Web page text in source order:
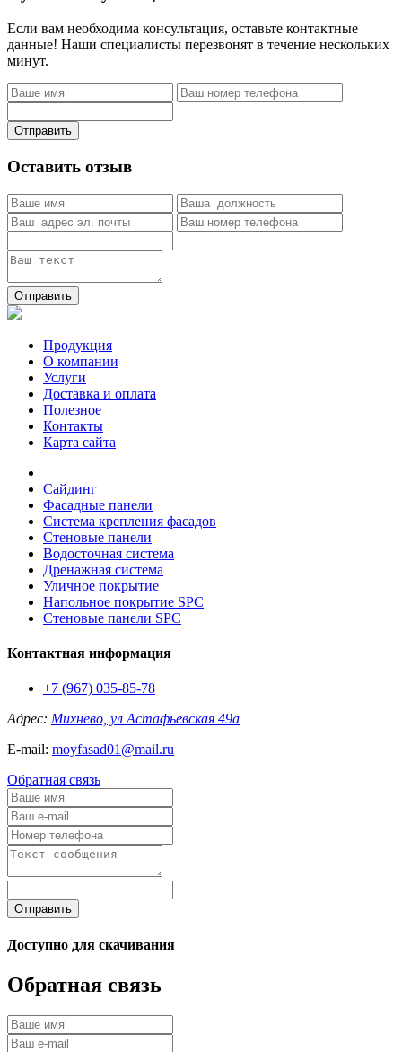
Если вам необходима консультация, оставьте контактные
данные! Наши специалисты перезвонят в течение нескольких
минут.
Отправить
Оставить отзыв
Отправить
Продукция
О компании
Услуги
Доставка и оплата
Полезное
Контакты
Карта сайта
Сайдинг
Фасадные панели
Система крепления фасадов
Стеновые панели
Водосточная система
Дренажная система
Уличное покрытие
Напольное покрытие SPC
Стеновые панели SPC
Контактная информация
+7 (967) 035-85-78
Адрес: Михнево, ул Астафьевская 49а
E-mail: moyfasad01@mail.ru
Обратная связь
Отправить
Доступно для скачивания
Обратная связь